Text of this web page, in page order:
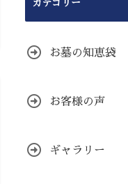
カテゴリー
お墓の知恵袋
お客様の声
ギャラリー